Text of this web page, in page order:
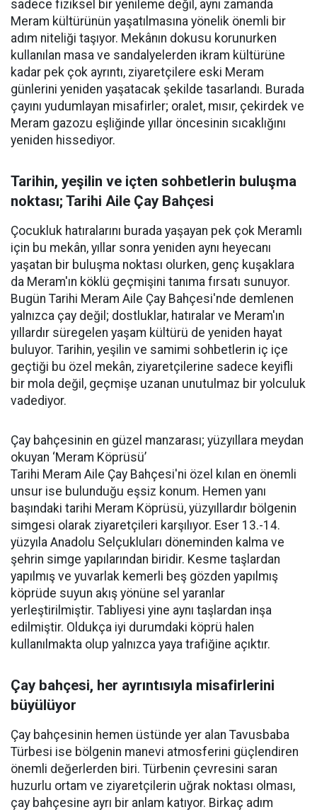
sadece fiziksel bir yenileme değil, aynı zamanda
Meram kültürünün yaşatılmasına yönelik önemli bir
adım niteliği taşıyor. Mekânın dokusu korunurken
kullanılan masa ve sandalyelerden ikram kültürüne
kadar pek çok ayrıntı, ziyaretçilere eski Meram
günlerini yeniden yaşatacak şekilde tasarlandı. Burada
çayını yudumlayan misafirler; oralet, mısır, çekirdek ve
Meram gazozu eşliğinde yıllar öncesinin sıcaklığını
yeniden hissediyor.
Tarihin, yeşilin ve içten sohbetlerin buluşma
noktası; Tarihi Aile Çay Bahçesi
Çocukluk hatıralarını burada yaşayan pek çok Meramlı
için bu mekân, yıllar sonra yeniden aynı heyecanı
yaşatan bir buluşma noktası olurken, genç kuşaklara
da Meram'ın köklü geçmişini tanıma fırsatı sunuyor.
Bugün Tarihi Meram Aile Çay Bahçesi'nde demlenen
yalnızca çay değil; dostluklar, hatıralar ve Meram'ın
yıllardır süregelen yaşam kültürü de yeniden hayat
buluyor. Tarihin, yeşilin ve samimi sohbetlerin iç içe
geçtiği bu özel mekân, ziyaretçilerine sadece keyifli
bir mola değil, geçmişe uzanan unutulmaz bir yolculuk
vadediyor.
Çay bahçesinin en güzel manzarası; yüzyıllara meydan
okuyan ‘Meram Köprüsü’
Tarihi Meram Aile Çay Bahçesi'ni özel kılan en önemli
unsur ise bulunduğu eşsiz konum. Hemen yanı
başındaki tarihi Meram Köprüsü, yüzyıllardır bölgenin
simgesi olarak ziyaretçileri karşılıyor. Eser 13.-14.
yüzyıla Anadolu Selçukluları döneminden kalma ve
şehrin simge yapılarından biridir. Kesme taşlardan
yapılmış ve yuvarlak kemerli beş gözden yapılmış
köprüde suyun akış yönüne sel yaranlar
yerleştirilmiştir. Tabliyesi yine aynı taşlardan inşa
edilmiştir. Oldukça iyi durumdaki köprü halen
kullanılmakta olup yalnızca yaya trafiğine açıktır.
Çay bahçesi, her ayrıntısıyla misafirlerini
büyülüyor
Çay bahçesinin hemen üstünde yer alan Tavusbaba
Türbesi ise bölgenin manevi atmosferini güçlendiren
önemli değerlerden biri. Türbenin çevresini saran
huzurlu ortam ve ziyaretçilerin uğrak noktası olması,
çay bahçesine ayrı bir anlam katıyor. Birkaç adım